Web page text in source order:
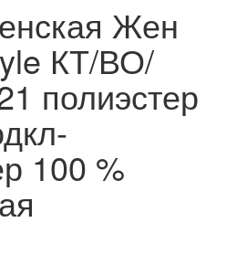
Жен
КТ/ВО/
полиэстер
100 %